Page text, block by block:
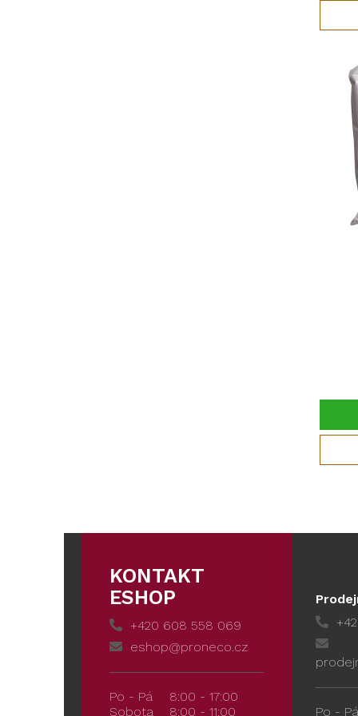
KONTAKT
ESHOP
+420 608 558 069
eshop@proneco.cz
Po - Pá
8:00 - 17:00
Sobota
8:00 - 11:00 Po - Pá